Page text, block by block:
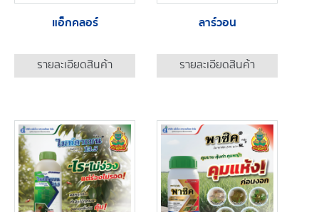
แอ็กคลอร์
รายละเอียดสินค้า
ลาร์วอน
รายละเอียดสินค้า